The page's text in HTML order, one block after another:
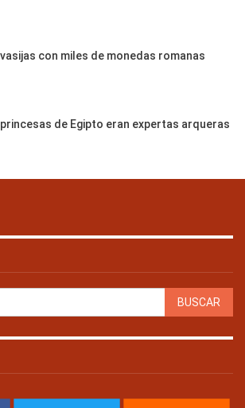
vasijas con miles de monedas romanas
de Egipto eran expertas arqueras